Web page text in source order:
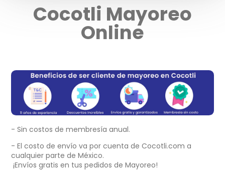
Cocotli Mayoreo
Online
- Sin costos de membresía anual.
- El costo de envío va por cuenta de Cocotli.com a
cualquier parte de México.
¡Envíos gratis en tus pedidos de Mayoreo!